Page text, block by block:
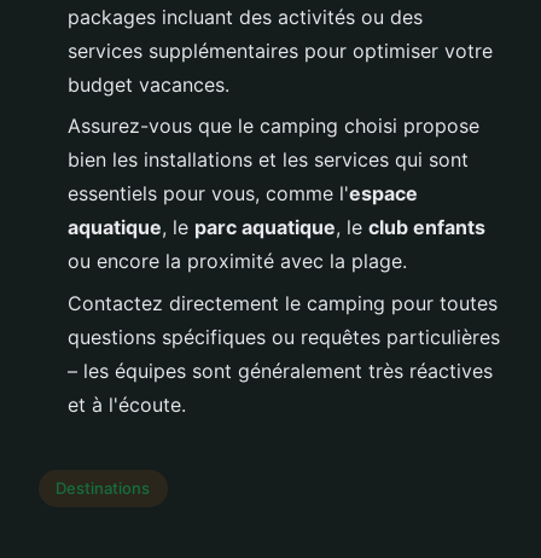
packages incluant des activités ou des
services supplémentaires pour optimiser votre
budget vacances.
Assurez-vous que le camping choisi propose
bien les installations et les services qui sont
essentiels pour vous, comme l'espace
aquatique, le parc aquatique, le club enfants
ou encore la proximité avec la plage.
Contactez directement le camping pour toutes
questions spécifiques ou requêtes particulières
– les équipes sont généralement très réactives
et à l'écoute.
Destinations